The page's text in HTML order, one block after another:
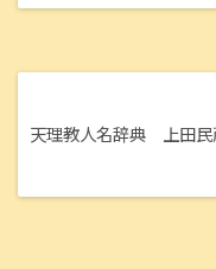
天理教人名辞典 上田